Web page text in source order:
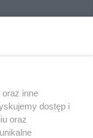
inne
dostęp i
oraz